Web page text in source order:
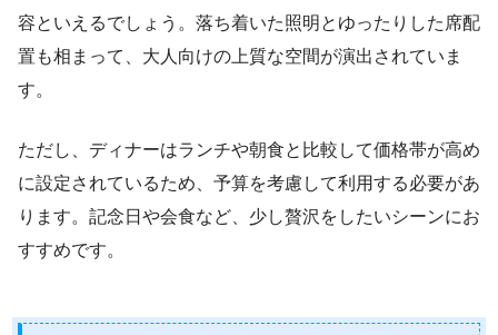
容といえるでしょう。落ち着いた照明とゆったりした席配
置も相まって、大人向けの上質な空間が演出されていま
す。
ただし、ディナーはランチや朝食と比較して価格帯が高め
に設定されているため、予算を考慮して利用する必要があ
ります。記念日や会食など、少し贅沢をしたいシーンにお
すすめです。